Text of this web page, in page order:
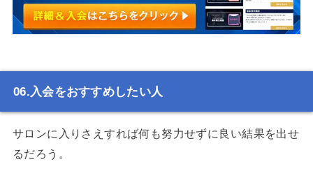
入会をおすすめしたい人
サロンに入りさえすれば何も努力せずに良い結果を出せ
るだろう。